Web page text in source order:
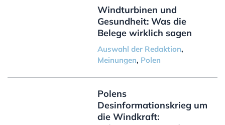
Windturbinen und
Gesundheit: Was die
Belege wirklich sagen
Auswahl der Redaktion,
Meinungen, Polen
Polens
Desinformationskrieg um
die Windkraft: